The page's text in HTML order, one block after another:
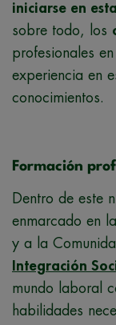
iniciarse en
sobre todo, los
profesionales
experiencia en
conocimientos.
Formación
Dentro de este
enmarcado en
y a la
Integración
mundo laboral
habilidades